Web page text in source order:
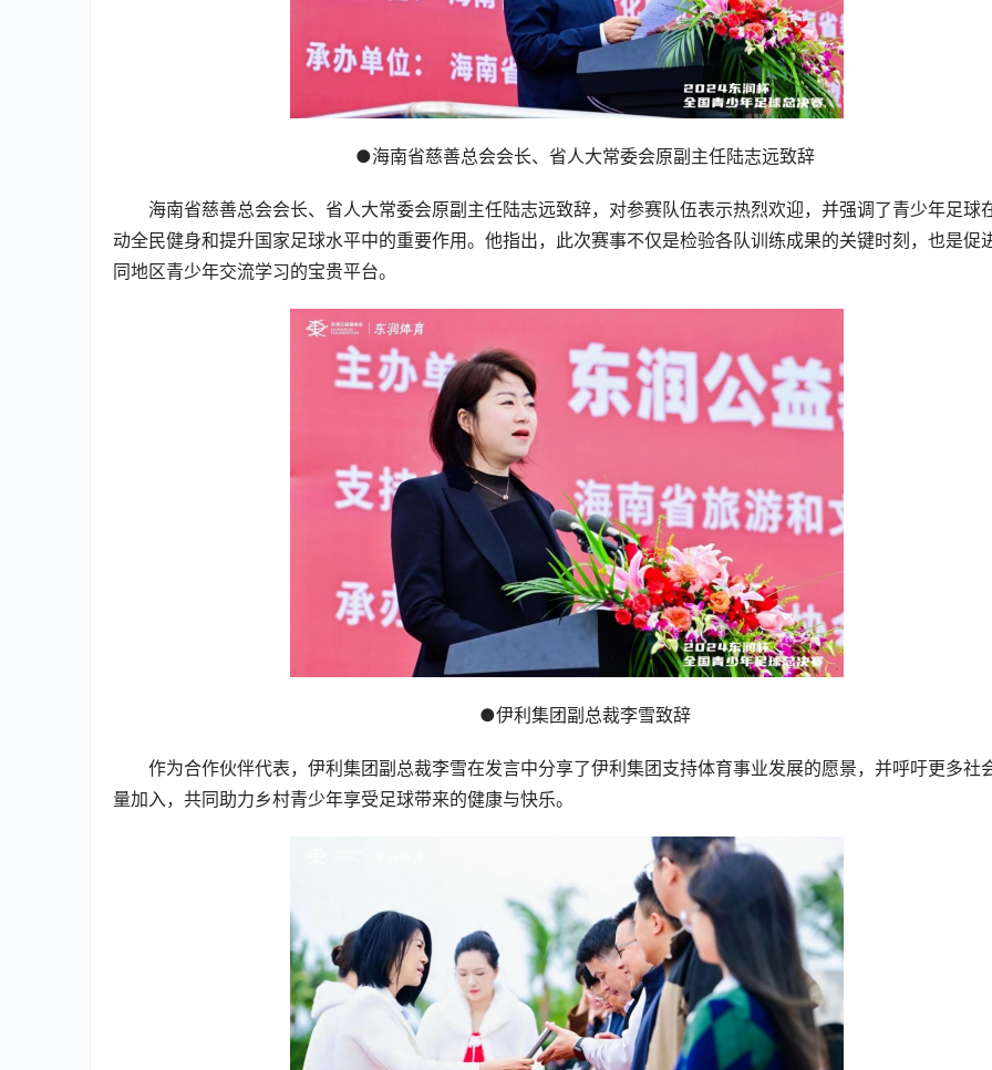
●海南省慈善总会会长、省人大常委会原副主任陆志远致辞
海南省慈善总会会长、省人大常委会原副主任陆志远致辞，对参赛队伍表示热烈欢迎，并强调了青少年足球
动全民健身和提升国家足球水平中的重要作用。他指出，此次赛事不仅是检验各队训练成果的关键时刻，也是促
同地区青少年交流学习的宝贵平台。
●伊利集团副总裁李雪致辞
作为合作伙伴代表，伊利集团副总裁李雪在发言中分享了伊利集团支持体育事业发展的愿景，并呼吁更多社
量加入，共同助力乡村青少年享受足球带来的健康与快乐。